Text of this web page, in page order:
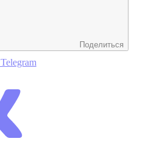
Поделиться
Telegram